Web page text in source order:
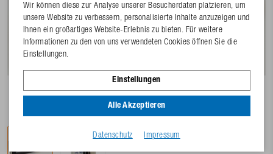
Wir können diese zur Analyse unserer Besucherdaten platzieren, um
unsere Website zu verbessern, personalisierte Inhalte anzuzeigen und
Ihnen ein großartiges Website-Erlebnis zu bieten. Für weitere
Informationen zu den von uns verwendeten Cookies öffnen Sie die
Einstellungen.
Einstellungen
Alle Akzeptieren
Datenschutz Impressum